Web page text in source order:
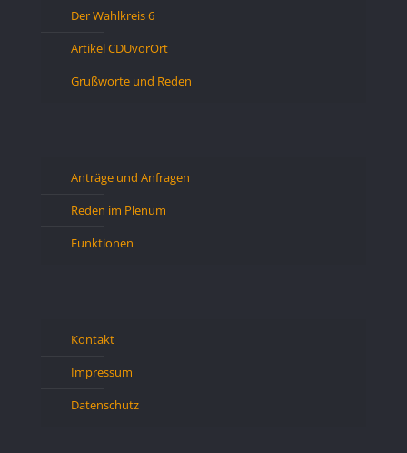
Der Wahlkreis 6
Artikel CDUvorOrt
Grußworte und Reden
Anträge und Anfragen
Reden im Plenum
Funktionen
Kontakt
Impressum
Datenschutz